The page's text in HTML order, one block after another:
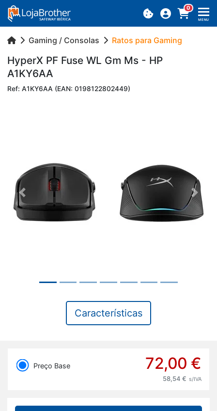
0
MENU
Gaming / Consolas Ratos para Gaming
Hy­perX PF Fuse WL Gm Ms - HP
A1KY6AA
Ref: A1KY6AA (EAN: 0198122802449)
Previous Next
Características
Preço Base 72,00 €
58,54 € s/IVA